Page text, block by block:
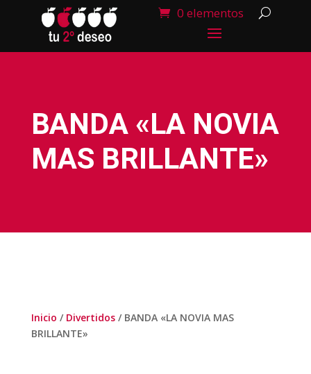
0 elementos
BANDA «LA NOVIA
MAS BRILLANTE»
Inicio / Divertidos/ BANDA «LA NOVIA MAS
BRILLANTE»